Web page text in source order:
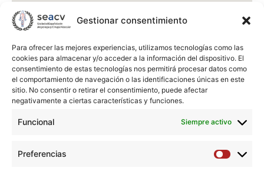
Gestionar consentimiento
Para ofrecer las mejores experiencias, utilizamos tecnologías como las
cookies para almacenar y/o acceder a la información del dispositivo. El
consentimiento de estas tecnologías nos permitirá procesar datos como
el comportamiento de navegación o las identificaciones únicas en este
sitio. No consentir o retirar el consentimiento, puede afectar
negativamente a ciertas características y funciones.
Funcional Siempre activo
Preferencias
LA RIBERA
46600Alzira